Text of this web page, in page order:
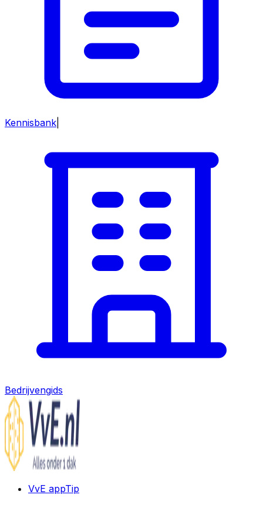
Kennisbank
Bedrijvengids
VvE appTip